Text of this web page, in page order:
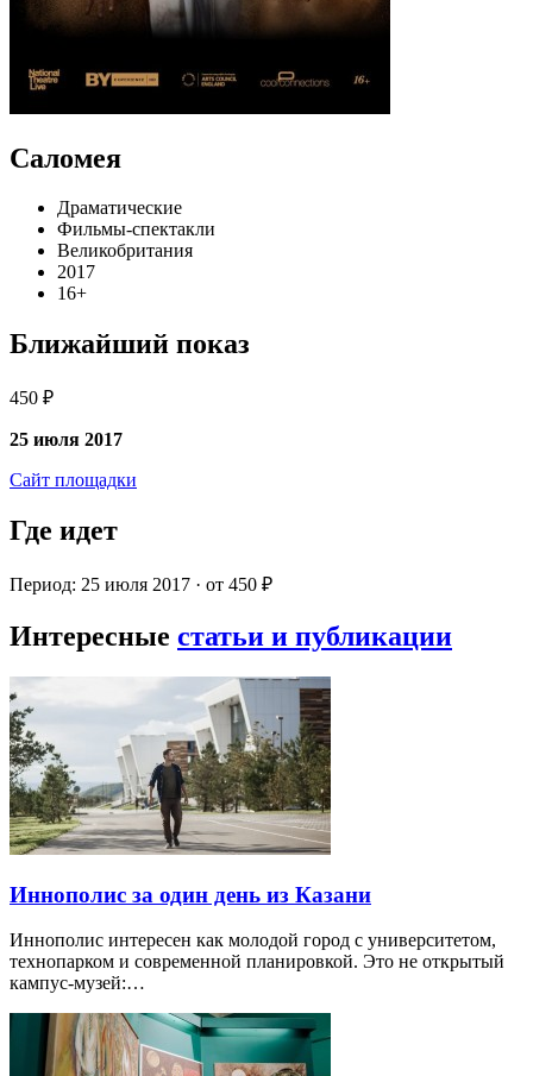
Саломея
Драматические
Фильмы-спектакли
Великобритания
2017
16+
Ближайший показ
450 ₽
25 июля 2017
Сайт площадки
Где идет
Период: 25 июля 2017 · от 450 ₽
Интересные статьи и публикации
Иннополис за один день из Казани
Иннополис интересен как молодой город с университетом,
технопарком и современной планировкой. Это не открытый
кампус-музей:…